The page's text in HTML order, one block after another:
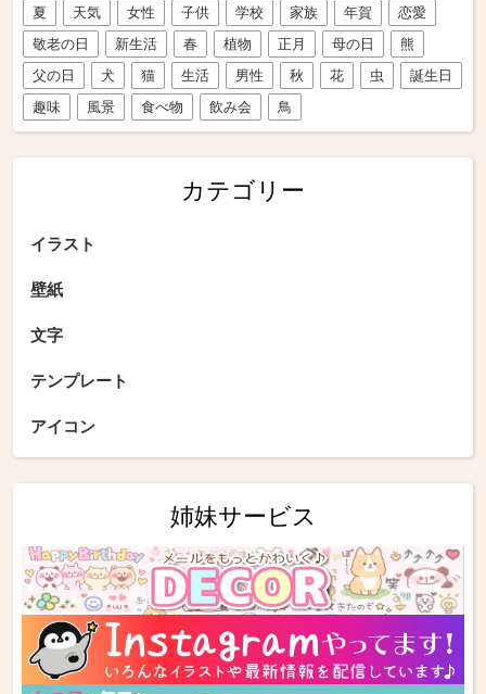
夏
天気 女性 子供 学校 家族 年賀
恋愛
敬老の日
新生活 春 植物 正月 母の日
熊
父の日
犬 猫 生活 男性 秋 花 虫
誕生日
趣味
風景 食べ物 飲み会 鳥
カテゴリー
イラスト
壁紙
文字
テンプレート
アイコン
姉妹サービス